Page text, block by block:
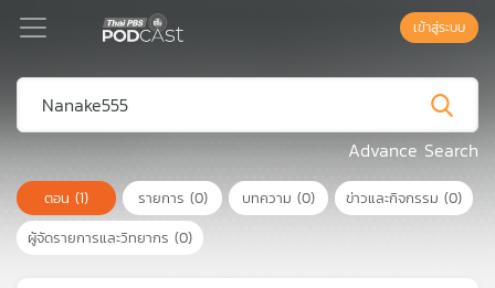
Podcast
เพล
ย์
ลิ
เข้าสู่ระบบ
Advance Search
ตอน (1) รายการ (0) บทความ (0) ข่าวและกิจกรรม (0)
ผู้จัดรายการและวิทยากร (0)